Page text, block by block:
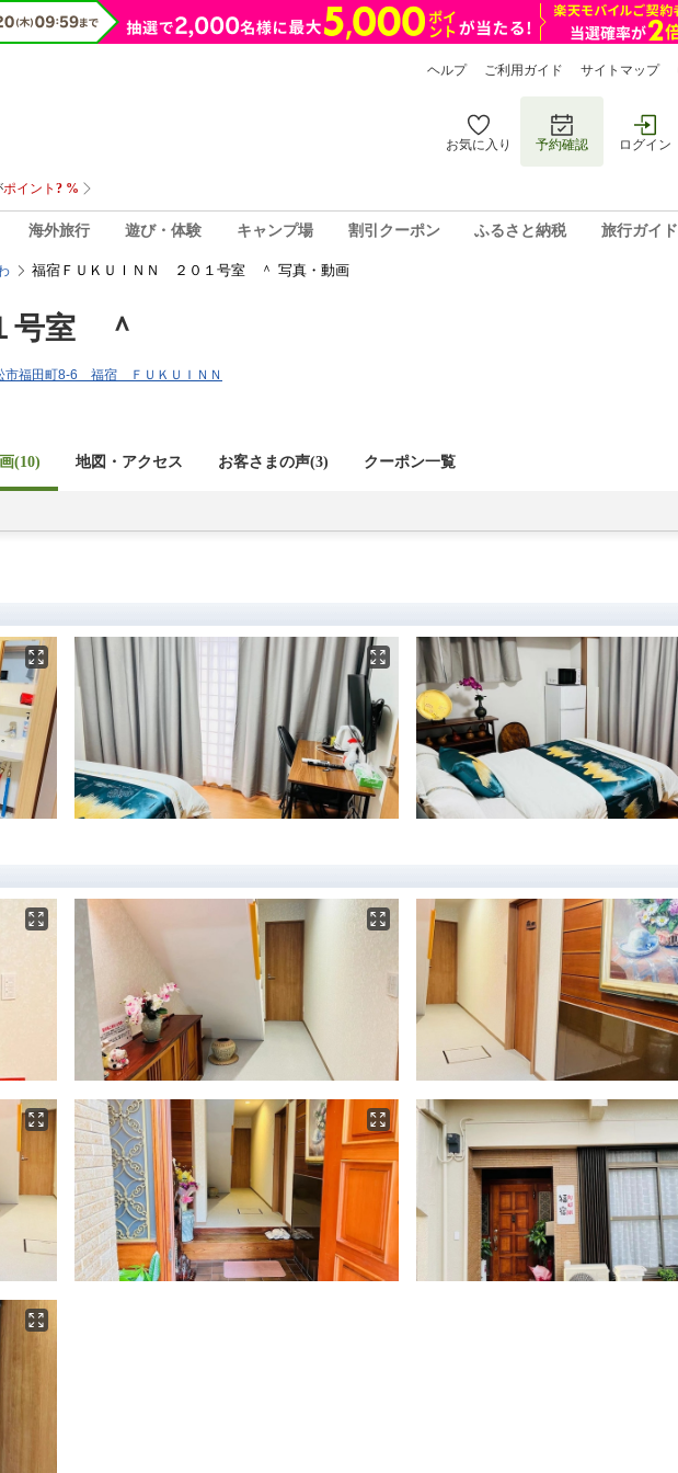
ヘルプ ご利用ガイド サイトマップ
お気に入り 予約確認 ログイン
海外旅行 遊び・体験 キャンプ場 割引クーポン ふるさと納税 旅行ガイド
福宿ＦＵＫＵＩＮＮ ２０１号室 ＾ 写真・動画
号室 ＾
市福田町8-6 福宿 ＦＵＫＵＩＮＮ
(10) 地図・アクセス お客さまの声(3) クーポン一覧